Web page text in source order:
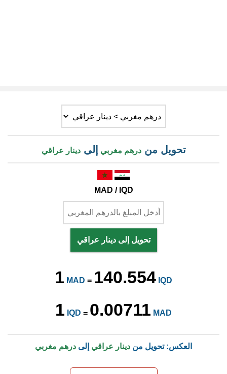
تحويل مندرهم مغربي إلىدينار عراقي
MAD / IQD
تحويل إلى دينار عراقي
1 MAD = 140.554 IQD
1 IQD = 0.00711 MAD
العكس: تحويل من دينار عراقي إلى درهم مغربي